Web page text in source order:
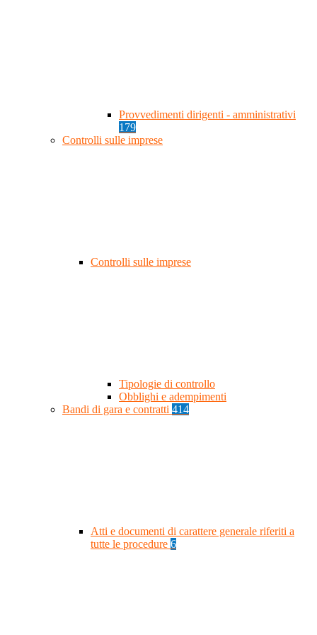
Provvedimenti dirigenti - amministrativi
179
Controlli sulle imprese
Controlli sulle imprese
Tipologie di controllo
Obblighi e adempimenti
Bandi di gara e contratti 414
Atti e documenti di carattere generale riferiti a
tutte le procedure 6